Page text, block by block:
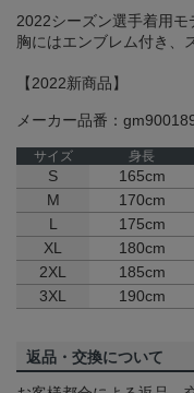
2022シーズン選手着用モ
胸にはエンブレム付き、
【2022新商品】
メーカー品番：
サイズ 身長
S 165cm
M
170cm
L
175cm
XL
180cm
2XL
185cm
3XL
190cm
返品・交換について